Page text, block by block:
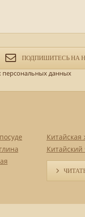
ПОДПИШИТЕСЬ НА
персональных данных
Китайская
Китайский